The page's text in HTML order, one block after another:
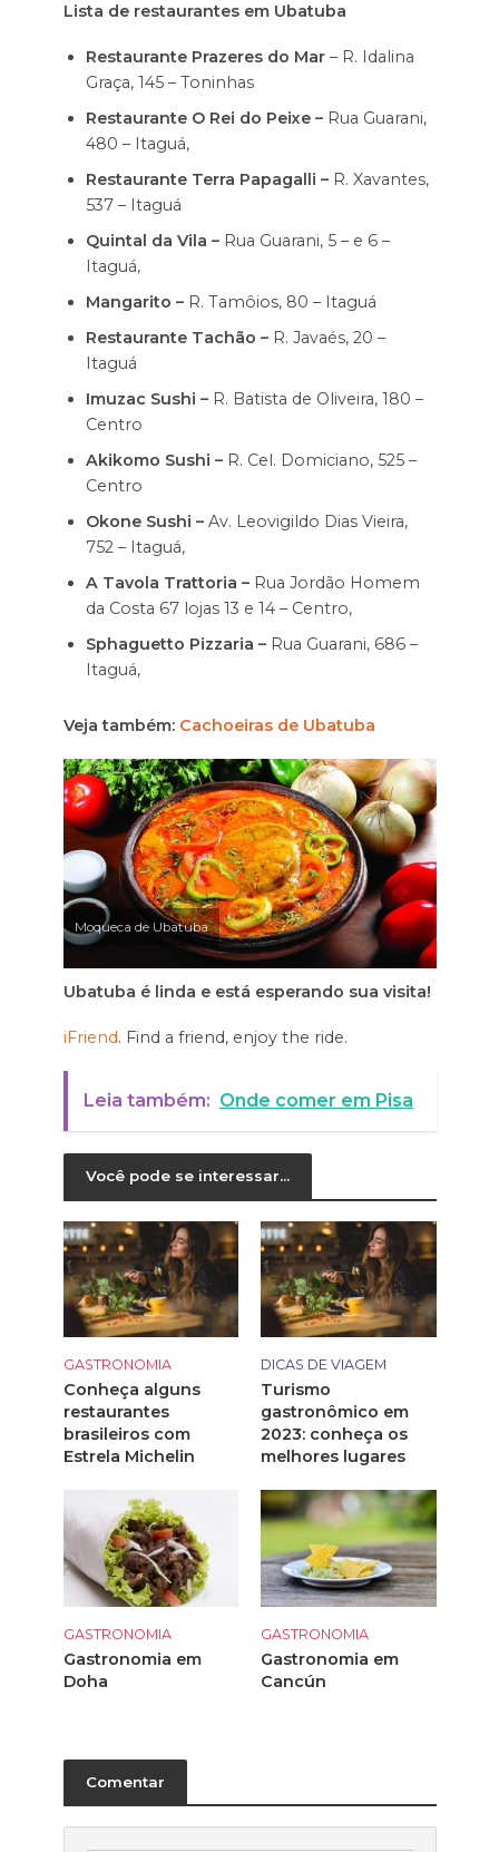
Lista de restaurantes em Ubatuba
Restaurante Prazeres do Mar– R. Idalina
Graça, 145 – Toninhas
Restaurante O Rei do Peixe –Rua Guarani,
480 – Itaguá,
Restaurante Terra Papagalli –R. Xavantes,
537 – Itaguá
Quintal da Vila –Rua Guarani, 5 – e 6 –
Itaguá,
Mangarito –R. Tamôios, 80 – Itaguá
Restaurante Tachão –R. Javaés, 20 –
Itaguá
Imuzac Sushi –R. Batista de Oliveira, 180 –
Centro
Akikomo Sushi –R. Cel. Domiciano, 525 –
Centro
Okone Sushi –Av. Leovigildo Dias Vieira,
752 – Itaguá,
A Tavola Trattoria –Rua Jordão Homem
da Costa 67 lojas 13 e 14 – Centro,
Sphaguetto Pizzaria –Rua Guarani, 686 –
Itaguá,
Veja também: Cachoeiras de Ubatuba
Moqueca de Ubatuba
Ubatuba é linda e está esperando sua visita!
iFriend. Find a friend, enjoy the ride.
Leia também: Onde comer em Pisa
Você pode se interessar...
GASTRONOMIA
Conheça alguns
restaurantes
brasileiros com
Estrela Michelin
DICAS DE VIAGEM
Turismo
gastronômico em
2023: conheça os
melhores lugares
GASTRONOMIA
Gastronomia em
Doha
GASTRONOMIA
Gastronomia em
Cancún
Comentar